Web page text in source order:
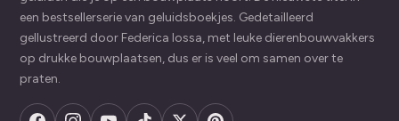
een bestsellerserie van geluidsboekjes. Gedetailleerd
gellustreerd door Federica Iossa, met leuke dierenbouwvakkers
op drukke bouwplaatsen, dus er is veel om samen over te
praten.